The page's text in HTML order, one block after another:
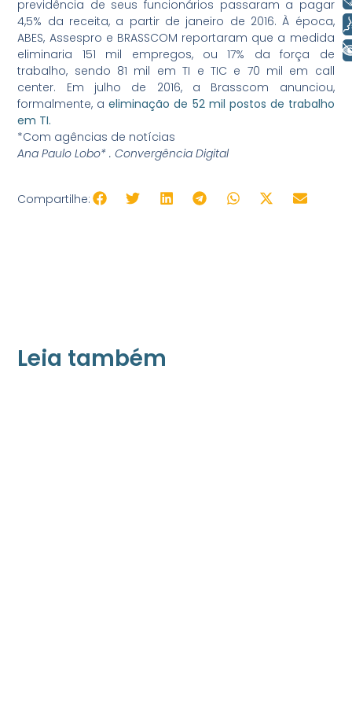
previdência de seus funcionários passaram a pagar
4,5% da receita, a partir de janeiro de 2016. À época,
ABES, Assespro e BRASSCOM reportaram que a medida
eliminaria 151 mil empregos, ou 17% da força de
trabalho, sendo 81 mil em TI e TIC e 70 mil em call
center. Em julho de 2016, a Brasscom anunciou,
formalmente, aeliminação de 52 mil postos de trabalho
em TI.
*Com agências de notícias
Ana Paulo Lobo* . Convergência Digital
Compartilhe:
Leia também
Voz
+ Acessibilidade